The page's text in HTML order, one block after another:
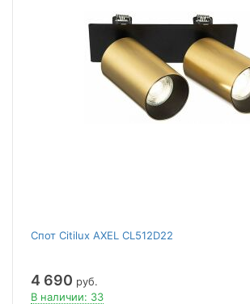
Спот Citilux AXEL CL512D22
4 690 руб.
В наличии: 33